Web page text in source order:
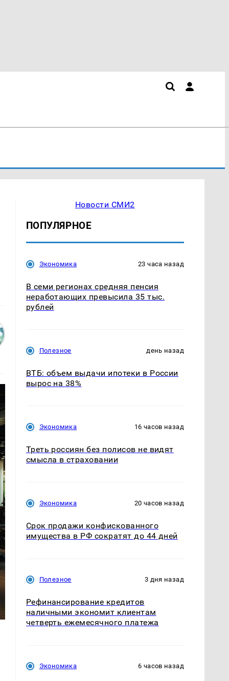
Новости СМИ2
ПОПУЛЯРНОЕ
Экономика 23 часа назад
В семи регионах средняя пенсия
неработающих превысила 35 тыс.
рублей
Полезное день назад
ВТБ: объем выдачи ипотеки в России
вырос на 38%
Экономика 16 часов назад
Треть россиян без полисов не видят
смысла в страховании
Экономика 20 часов назад
Срок продажи конфискованного
имущества в РФ сократят до 44 дней
Полезное 3 дня назад
Рефинансирование кредитов
наличными экономит клиентам
четверть ежемесячного платежа
Экономика 6 часов назад